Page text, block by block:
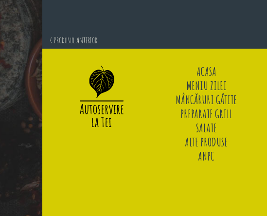
< Produsul Anterior
ACASA
MENIU ZILEI
MÂNCĂRURI GĂTITE
PREPARATE GRILL
SALATE
ALTE PRODUSE
ANPC